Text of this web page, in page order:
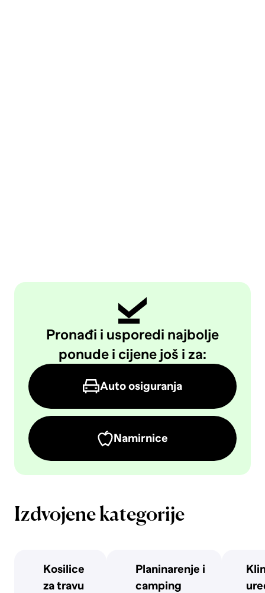
Pronađi i usporedi najbolje
ponude i cijene još i za:
Auto osiguranja
Namirnice
Izdvojene kategorije
Kosilice
za travu
Planinarenje i
camping